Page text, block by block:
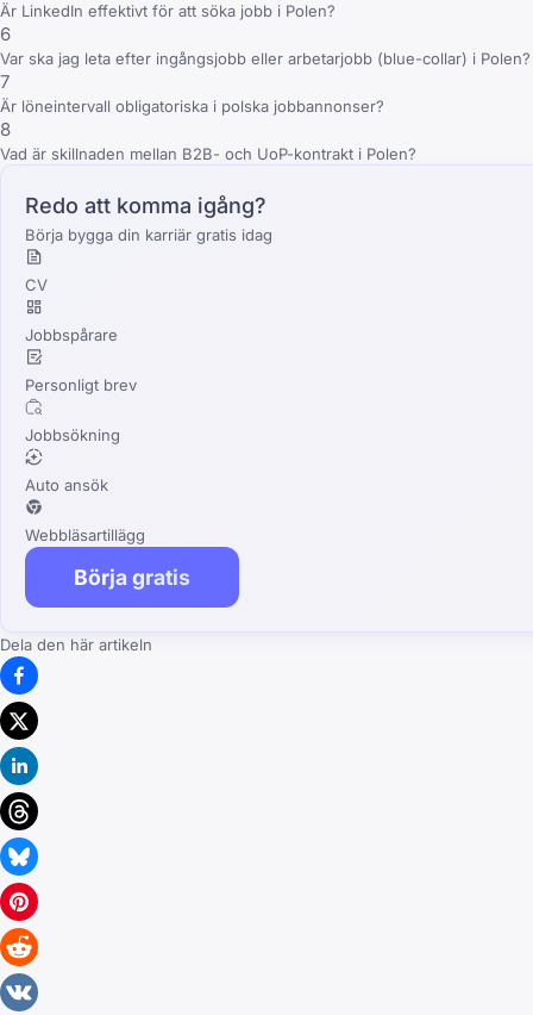
Är LinkedIn effektivt för att söka jobb i Polen?
6
Var ska jag leta efter ingångsjobb eller arbetarjobb (blue-collar) i Polen?
7
Är löneintervall obligatoriska i polska jobbannonser?
8
Vad är skillnaden mellan B2B- och UoP-kontrakt i Polen?
Redo att komma igång?
Börja bygga din karriär gratis idag
CV
Jobbspårare
Personligt brev
Jobbsökning
Auto ansök
Webbläsartillägg
Börja gratis
Dela den här artikeln